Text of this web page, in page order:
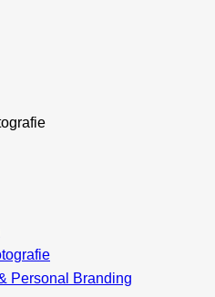
Personal Branding